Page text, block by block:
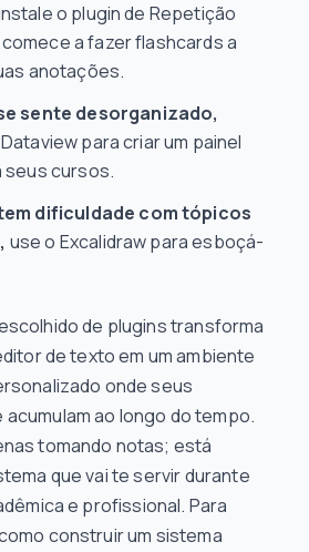
o plugin de Repetição
a fazer flashcards a
anotações.
sente desorganizado,
para criar um painel
seus cursos.
dificuldade com tópicos
use o Excalidraw para esboçá-
de plugins transforma
de texto em um ambiente
onde seus
ao longo do tempo.
tomando notas; está
que vai te servir durante
e profissional. Para
construir um sistema